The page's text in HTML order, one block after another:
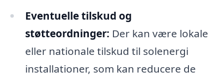
Eventuelle tilskud og
støtteordninger: Der kan være lokale
eller nationale tilskud til solenergi
installationer, som kan reducere de